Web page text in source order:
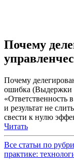
Почему
Почему
ошибка (Выдержки
«Ответственность
и результат не
свести к нулю
Читать
Все статьи по
практике: